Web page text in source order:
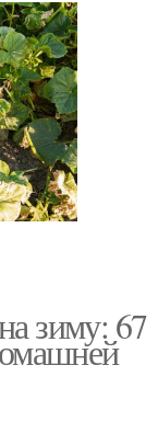
зиму: 67